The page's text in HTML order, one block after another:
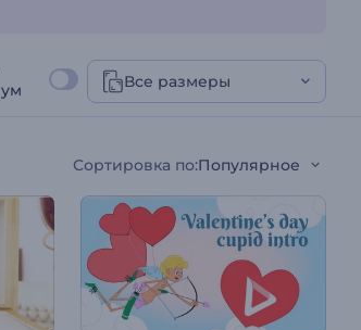
Все размеры
Сортировка по:Популярное